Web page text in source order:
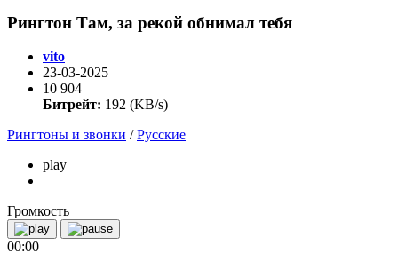
Рингтон Там, за рекой обнимал тебя
vito
23-03-2025
10 904
Битрейт: 192 (KB/s)
Рингтоны и звонки /Русские
play
Громкость
00:00